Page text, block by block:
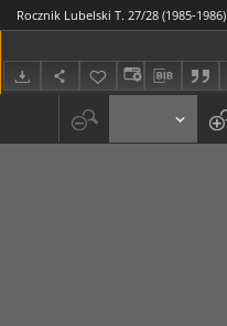
Rocznik Lubelski T. 27/28 (1985-1986)